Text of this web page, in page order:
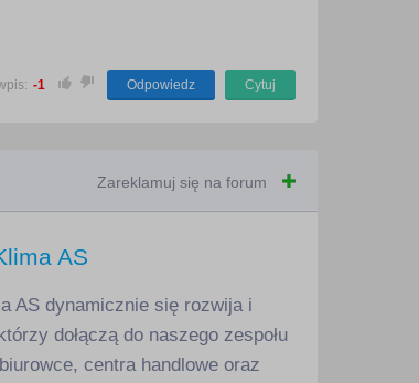
-1 Odpowiedz Cytuj
Zareklamuj się na forum
AS
AS dynamicznie się rozwija i
dołączą do naszego zespołu
centra handlowe oraz